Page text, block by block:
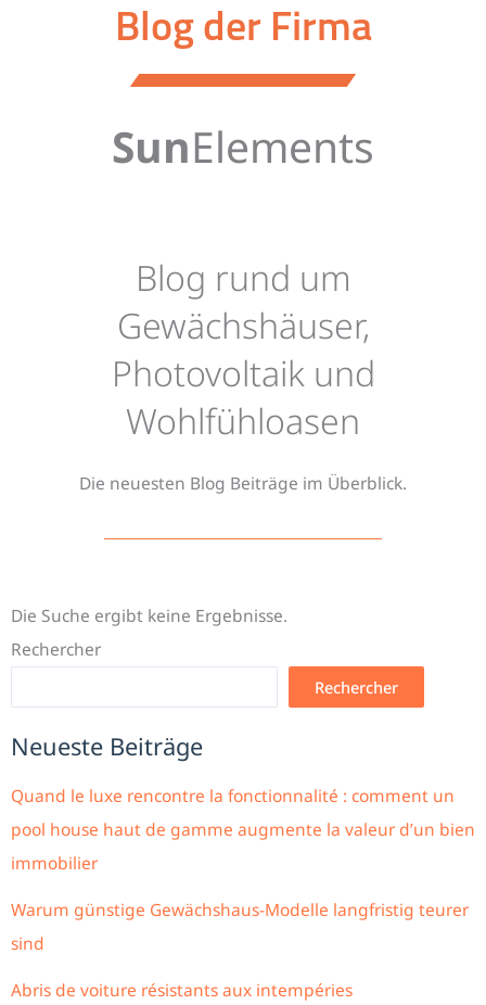
Blog der Firma
SunElements
Blog rund um
Gewächshäuser,
Photovoltaik und
Wohlfühloasen
Die neuesten Blog Beiträge im Überblick.
Die Suche ergibt keine Ergebnisse.
Rechercher
Rechercher
Neueste Beiträge
Quand le luxe rencontre la fonctionnalité : comment un
pool house haut de gamme augmente la valeur d’un bien
immobilier
Warum günstige Gewächshaus-Modelle langfristig teurer
sind
Abris de voiture résistants aux intempéries